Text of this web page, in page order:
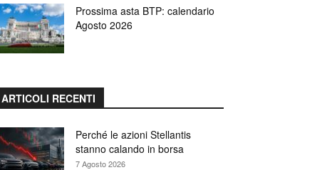
Prossima asta BTP: calendario
Agosto 2026
ARTICOLI RECENTI
Perché le azioni Stellantis
stanno calando in borsa
7 Agosto 2026